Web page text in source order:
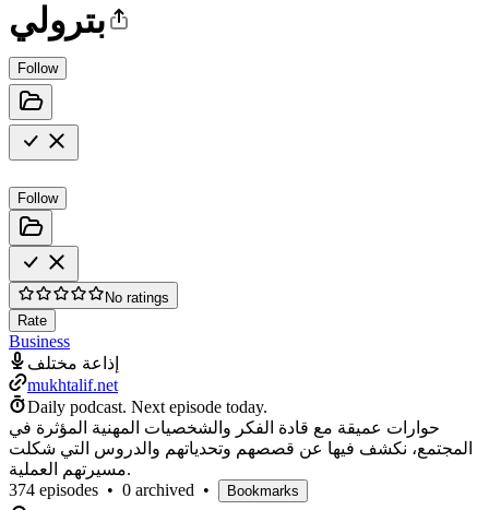
بترولي
Follow
Follow
No ratings
Rate
Business
إذاعة مختلف
mukhtalif.net
Daily podcast. Next episode today.
حوارات عميقة مع قادة الفكر والشخصيات المهنية المؤثرة في
المجتمع، نكشف فيها عن قصصهم وتحدياتهم والدروس التي شكلت
مسيرتهم العملية.
374 episodes • 0 archived • Bookmarks